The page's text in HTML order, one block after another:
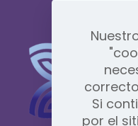
Si
por el